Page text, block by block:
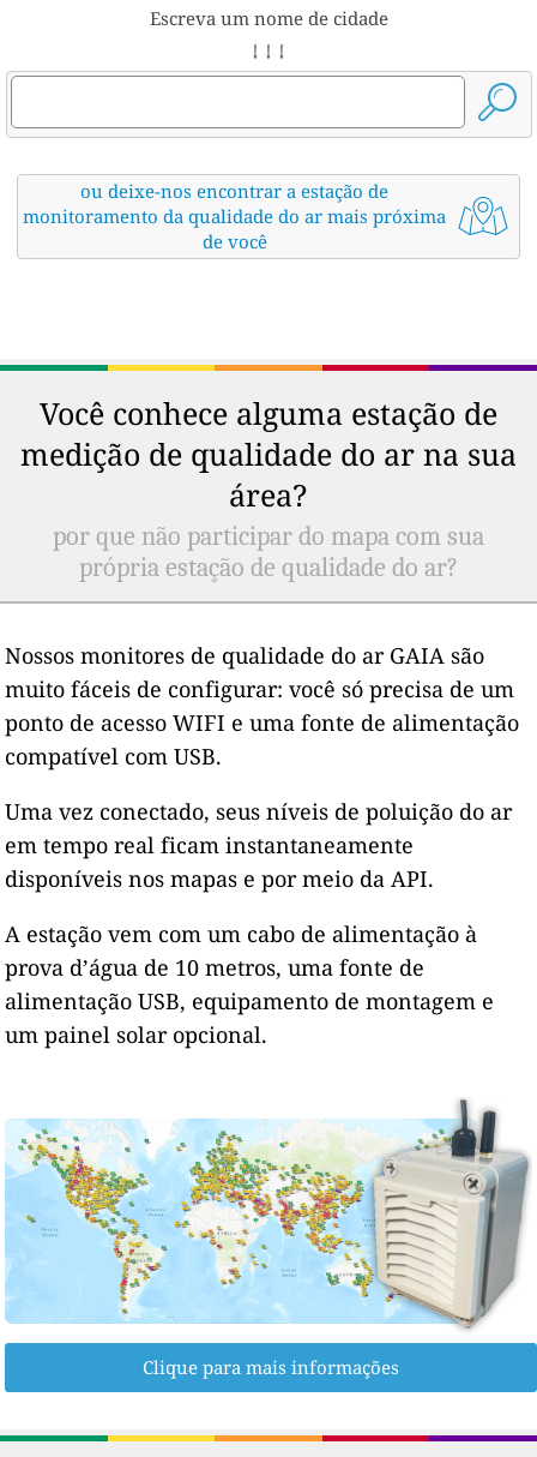
Escreva um nome de cidade
↓ ↓ ↓
ou deixe-nos encontrar a estação de
monitoramento da qualidade do ar mais próxima
de você
Você conhece alguma estação de
medição de qualidade do ar na sua
área?
por que não participar do mapa com sua
própria estação de qualidade do ar?
Nossos monitores de qualidade do ar GAIA são
muito fáceis de configurar: você só precisa de um
ponto de acesso WIFI e uma fonte de alimentação
compatível com USB.
Uma vez conectado, seus níveis de poluição do ar
em tempo real ficam instantaneamente
disponíveis nos mapas e por meio da API.
A estação vem com um cabo de alimentação à
prova d’água de 10 metros, uma fonte de
alimentação USB, equipamento de montagem e
um painel solar opcional.
Clique para mais informações